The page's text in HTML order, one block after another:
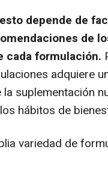
depende de
de
cada formulación.
adquiere
suplementación
hábitos de
variedad de